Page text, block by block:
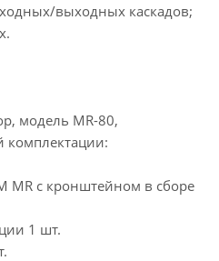
выходных каскадов;
модель МR-80,
комплектации:
MR с кронштейном в сборе
1 шт.